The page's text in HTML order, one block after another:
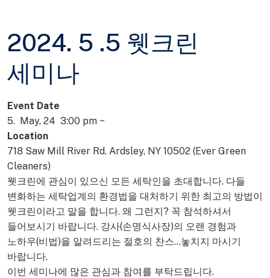
2024. 5 .5 웻크린
세미나
Event Date
5. May, 24 3:00 pm ~
Location
718 Saw Mill River Rd. Ardsley, NY 10502 (Ever Green
Cleaners)
웻크린에 관심이 있으신 모든 세탁인을 초대합니다. 다들
변화하는 세탁업계의 환경법을 대처하기 위한 최고의 방법이
웻크린이라고 말을 합니다. 왜 그런지? 꼭 참석하셔서
들어보시기 바랍니다. 강사(손명식사장)의 오랜 경험과
노하우(비법)을 알려드리는 절호의 찬스…놓치지 마시기
바랍니다.
이번 세미나에 많은 관심과 참여를 부탁드립니다.